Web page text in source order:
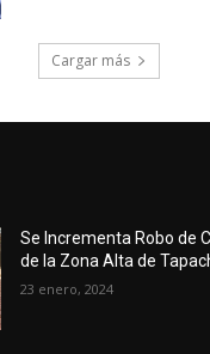
Cargar más
Se Incrementa Robo de
de la Zona Alta de
23 enero, 2024